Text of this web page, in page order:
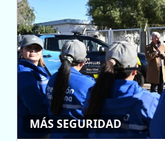
MÁS SEGURIDAD